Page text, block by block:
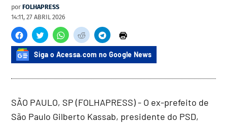
por FOLHAPRESS
14:11, 27 ABRIL 2026
Siga o Acessa.com no Google News
SÃO PAULO, SP (FOLHAPRESS) - O ex-prefeito de
São Paulo Gilberto Kassab, presidente do PSD,